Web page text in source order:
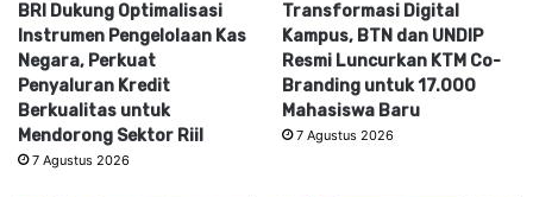
BRI Dukung Optimalisasi
Instrumen Pengelolaan Kas
Negara, Perkuat
Penyaluran Kredit
Berkualitas untuk
Mendorong Sektor Riil
7 Agustus 2026
Transformasi Digital
Kampus, BTN dan UNDIP
Resmi Luncurkan KTM Co-
Branding untuk 17.000
Mahasiswa Baru
7 Agustus 2026